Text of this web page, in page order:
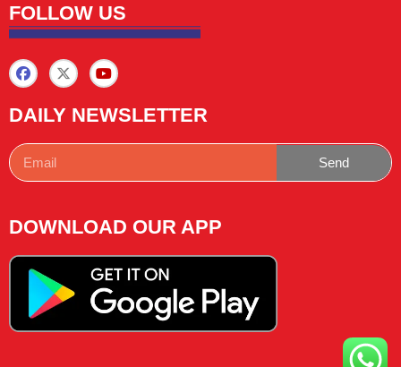
FOLLOW US
DAILY NEWSLETTER
Send
DOWNLOAD OUR APP